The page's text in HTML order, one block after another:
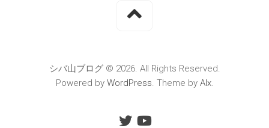
シバ山ブログ © 2026. All Rights Reserved.
Powered by WordPress. Theme by Alx.